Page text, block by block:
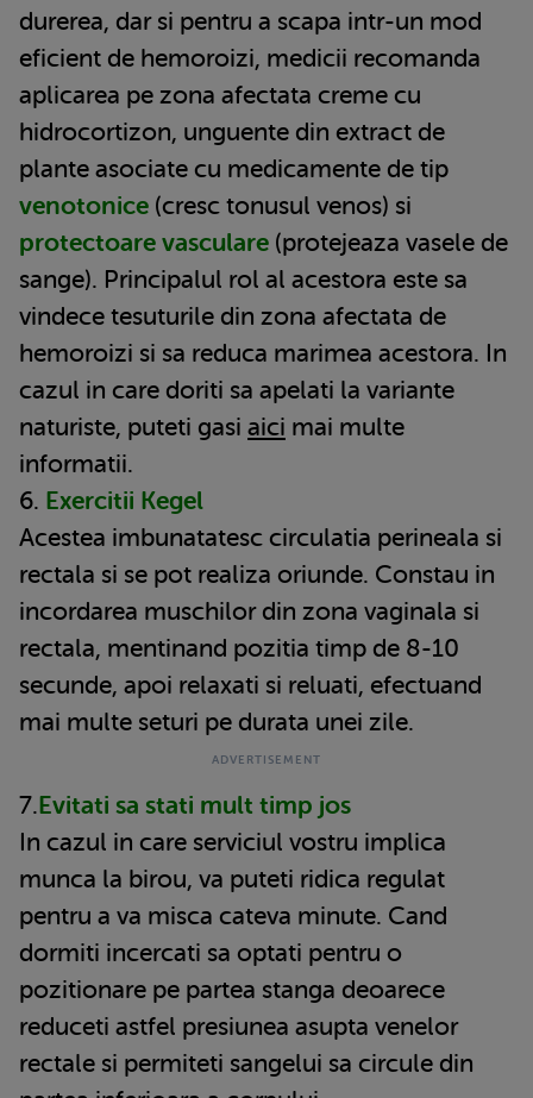
durerea, dar si pentru a scapa intr-un mod
eficient de hemoroizi, medicii recomanda
aplicarea pe zona afectata creme cu
hidrocortizon, unguente din extract de
plante asociate cu medicamente de tip
venotonice (cresc tonusul venos) si
protectoare vasculare (protejeaza vasele de
sange). Principalul rol al acestora este sa
vindece tesuturile din zona afectata de
hemoroizi si sa reduca marimea acestora. In
cazul in care doriti sa apelati la variante
naturiste, puteti gasi aici mai multe
informatii.
6. Exercitii Kegel
Acestea imbunatatesc circulatia perineala si
rectala si se pot realiza oriunde. Constau in
incordarea muschilor din zona vaginala si
rectala, mentinand pozitia timp de 8-10
secunde, apoi relaxati si reluati, efectuand
mai multe seturi pe durata unei zile.
7.Evitati sa stati mult timp jos
In cazul in care serviciul vostru implica
munca la birou, va puteti ridica regulat
pentru a va misca cateva minute. Cand
dormiti incercati sa optati pentru o
pozitionare pe partea stanga deoarece
reduceti astfel presiunea asupta venelor
rectale si permiteti sangelui sa circule din